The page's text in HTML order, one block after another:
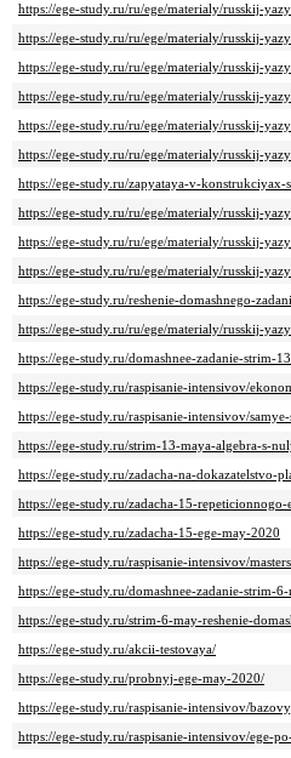
https://ege-study.ru/ru/ege/materialy/russkij-
https://ege-study.ru/ru/ege/materialy/russkij-
https://ege-study.ru/ru/ege/materialy/russkij-
https://ege-study.ru/ru/ege/materialy/russkij-
https://ege-study.ru/ru/ege/materialy/russkij-
https://ege-study.ru/ru/ege/materialy/russkij-
https://ege-study.ru/zapyataya-v-
https://ege-study.ru/ru/ege/materialy/russkij-
https://ege-study.ru/ru/ege/materialy/russkij-
https://ege-study.ru/ru/ege/materialy/russkij-
https://ege-study.ru/reshenie-domashnego-
https://ege-study.ru/ru/ege/materialy/russkij-
https://ege-study.ru/domashnee-zadanie-strim-
https://ege-study.ru/raspisanie-intensivov/
https://ege-study.ru/raspisanie-intensivov/
https://ege-study.ru/strim-13-maya-algebra-s-
https://ege-study.ru/zadacha-na-dokazatelstvo-
https://ege-study.ru/zadacha-15-
https://ege-study.ru/zadacha-15-ege-may-2020
https://ege-study.ru/raspisanie-intensivov/
https://ege-study.ru/domashnee-zadanie-strim-
https://ege-study.ru/strim-6-may-reshenie-
https://ege-study.ru/akcii-testovaya/
https://ege-study.ru/probnyj-ege-may-2020/
https://ege-study.ru/raspisanie-intensivov/
https://ege-study.ru/raspisanie-intensivov/ege-